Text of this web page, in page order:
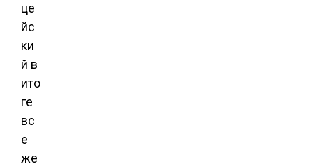
це
йс
ки
й в
ито
ге
вс
е
же